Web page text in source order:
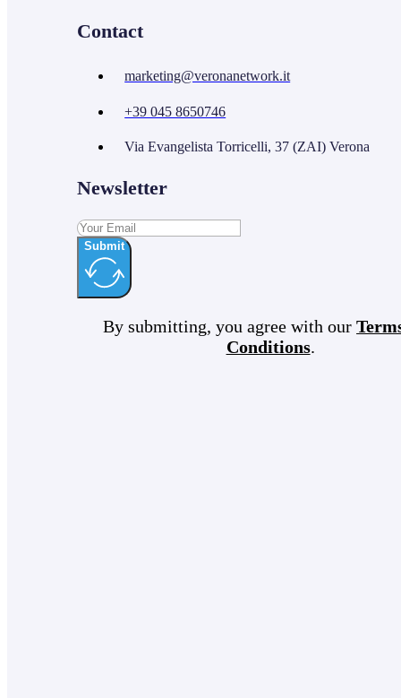
Contact
marketing@veronanetwork.it
+39 045 8650746
Via Evangelista Torricelli, 37 (ZAI) Verona
Newsletter
Submit
By submitting, you agree with our
Conditions.